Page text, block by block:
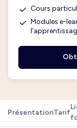
Cours
Modules e-
PrésentationTarif